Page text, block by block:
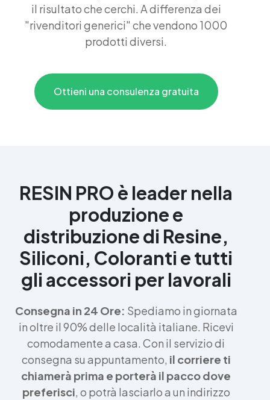
il risultato che cerchi. A differenza dei
"rivenditori generici" che vendono 1000
prodotti diversi.
Ottieni una consulenza gratuita
RESIN PRO è leader nella
produzione e
distribuzione di Resine,
Siliconi, Coloranti e tutti
gli accessori per lavorali
Consegna in 24 Ore: Spediamo in giornata
in oltre il 90% delle località italiane. Ricevi
comodamente a casa. Con il servizio di
consegna su appuntamento, il corriere ti
chiamerà prima e porterà il pacco dove
preferisci, o potrà lasciarlo a un indirizzo